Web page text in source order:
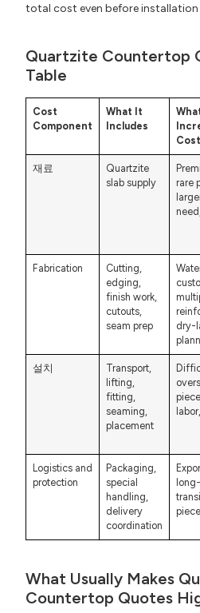
total cost even before installation
Quartzite Countertop
Table
Cost
Component
What It
Includes
Cost
재료
Quartzite
slab supply
rare
Fabrication
Cutting,
edging,
finish work,
cutouts,
seam prep
dry-
설치
Transport,
lifting,
fitting,
seaming,
placement
Logistics and
protection
Packaging,
special
handling,
delivery
coordination
What Usually Makes
Countertop Quotes